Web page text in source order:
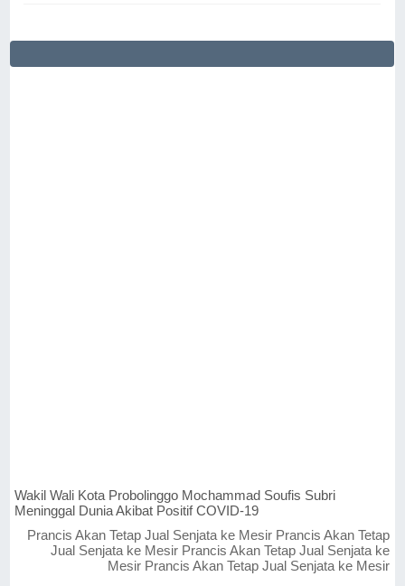
Wakil Wali Kota Probolinggo Mochammad Soufis Subri
Meninggal Dunia Akibat Positif COVID-19
Prancis Akan Tetap Jual Senjata ke Mesir Prancis Akan Tetap
Jual Senjata ke Mesir Prancis Akan Tetap Jual Senjata ke
Mesir Prancis Akan Tetap Jual Senjata ke Mesir